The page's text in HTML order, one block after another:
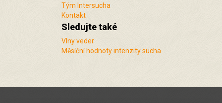
Tým Intersucha
Kontakt
Sledujte také
Vlny veder
Měsíční hodnoty intenzity sucha